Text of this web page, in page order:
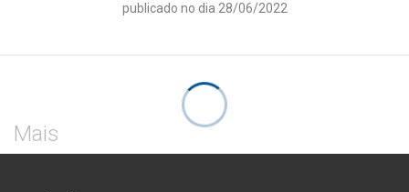
publicado no dia 28/06/2022
Mais